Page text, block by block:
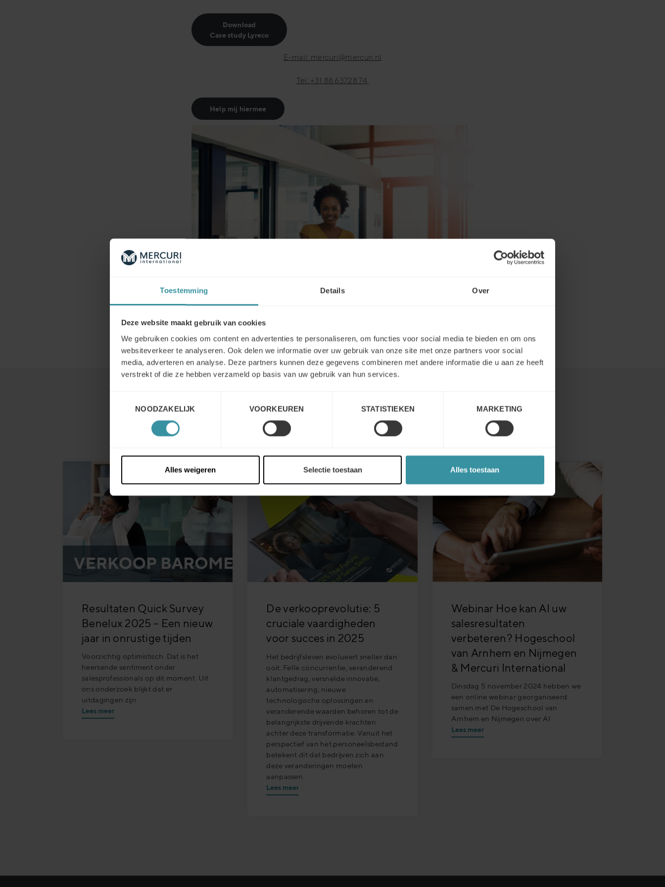
Toestemming Details Over
Deze website maakt gebruik van cookies
We gebruiken cookies om content en advertenties te personaliseren, om functies voor social media te bieden en om ons
websiteverkeer te analyseren. Ook delen we informatie over uw gebruik van onze site met onze partners voor social
media, adverteren en analyse. Deze partners kunnen deze gegevens combineren met andere informatie die u aan ze heeft
verstrekt of die ze hebben verzameld op basis van uw gebruik van hun services.
NOODZAKELIJK
VOORKEUREN STATISTIEKEN MARKETING
Alles weigeren Selectie toestaan Alles toestaan
Download
Case study Lyreco
E-mail: mercuri@mercuri.nl
Tel: +31 88 63728 74
Help mij hiermee
Lees verder
Resultaten Quick Survey
Benelux 2025 – Een nieuw
jaar in onrustige tijden
Voorzichtig optimistisch. Dat is het
heersende sentiment onder
salesprofessionals op dit moment. Uit
ons onderzoek blijkt dat er
uitdagingen zijn
Lees meer
De verkooprevolutie: 5
cruciale vaardigheden
voor succes in 2025
Het bedrijfsleven evolueert sneller dan
ooit. Felle concurrentie, veranderend
klantgedrag, versnelde innovatie,
automatisering, nieuwe
technologische oplossingen en
veranderende waarden behoren tot de
belangrijkste drijvende krachten
achter deze transformatie. Vanuit het
perspectief van het personeelsbestand
betekent dit dat bedrijven zich aan
deze veranderingen moeten
aanpassen.
Lees meer
Webinar Hoe kan AI uw
salesresultaten
verbeteren? Hogeschool
van Arnhem en Nijmegen
& Mercuri International
Dinsdag 5 november 2024 hebben we
een online webinar georganiseerd
samen met De Hogeschool van
Arnhem en Nijmegen over AI
Lees meer